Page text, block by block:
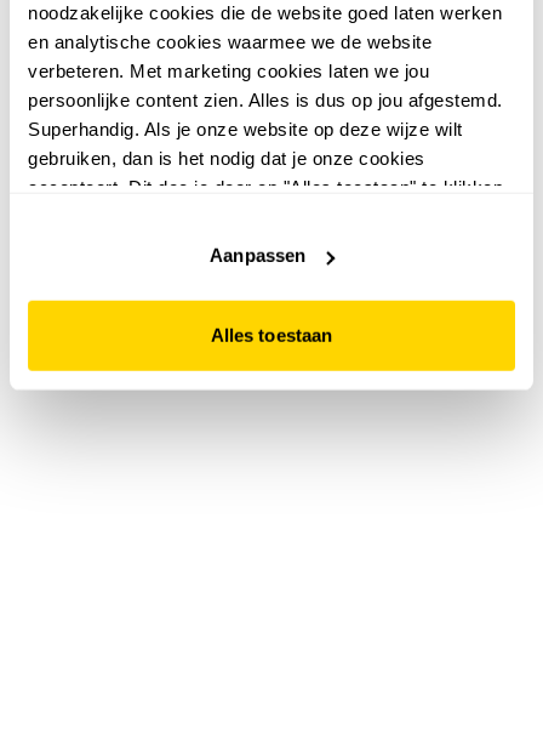
noodzakelijke cookies die de website goed laten werken
en analytische cookies waarmee we de website
verbeteren. Met marketing cookies laten we jou
persoonlijke content zien. Alles is dus op jou afgestemd.
Superhandig. Als je onze website op deze wijze wilt
gebruiken, dan is het nodig dat je onze cookies
accepteert. Dit doe je door op "Alles toestaan" te klikken.
website niet optimaal functioneert.
Aanpassen
Alles toestaan